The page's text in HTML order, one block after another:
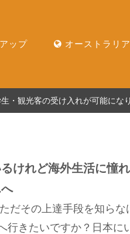
ップ オーストラリア
・観光客の受け入れが可能にな
けれど海外生活に憧
だその上達手段を知らな
行きたいですか？日本に